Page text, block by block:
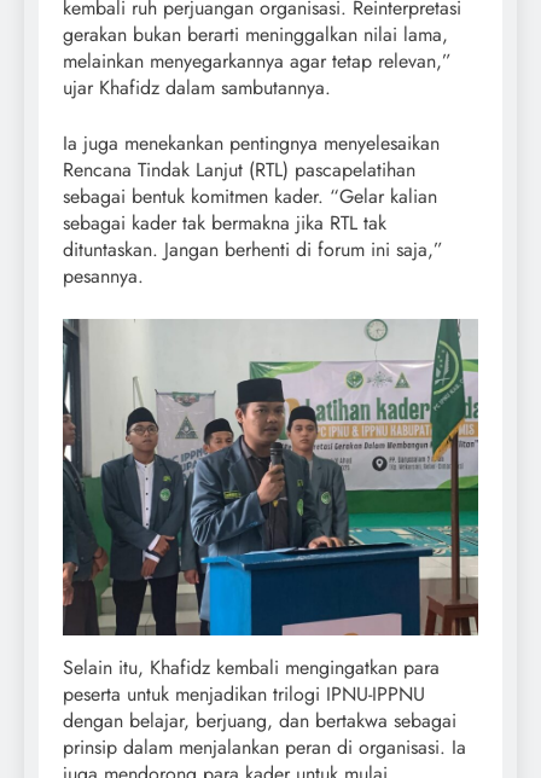
kembali ruh perjuangan organisasi. Reinterpretasi
gerakan bukan berarti meninggalkan nilai lama,
melainkan menyegarkannya agar tetap relevan,”
ujar Khafidz dalam sambutannya.
Ia juga menekankan pentingnya menyelesaikan
Rencana Tindak Lanjut (RTL) pascapelatihan
sebagai bentuk komitmen kader. “Gelar kalian
sebagai kader tak bermakna jika RTL tak
dituntaskan. Jangan berhenti di forum ini saja,”
pesannya.
Selain itu, Khafidz kembali mengingatkan para
peserta untuk menjadikan trilogi IPNU-IPPNU
dengan belajar, berjuang, dan bertakwa sebagai
prinsip dalam menjalankan peran di organisasi. Ia